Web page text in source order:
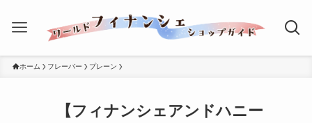
ホーム フレーバー プレーン
【フィナンシェアンドハニー